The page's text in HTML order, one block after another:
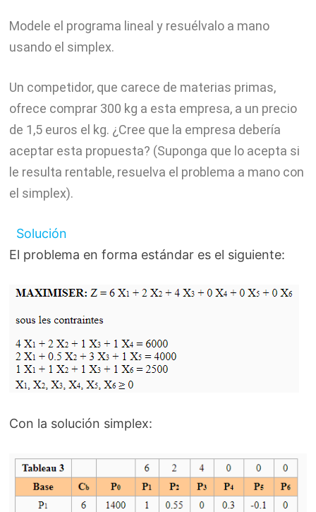
Modele el programa lineal y resuélvalo a mano
usando el simplex.
Un competidor, que carece de materias primas,
ofrece comprar 300 kg a esta empresa, a un precio
de 1,5 euros el kg. ¿Cree que la empresa debería
aceptar esta propuesta? (Suponga que lo acepta si
le resulta rentable, resuelva el problema a mano con
el simplex).
Solución
El problema en forma estándar es el siguiente:
Con la solución simplex: